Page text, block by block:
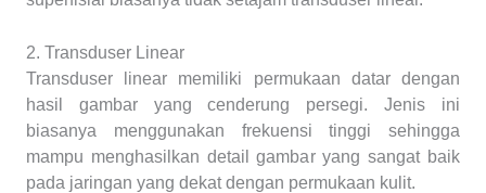
2. Transduser Linear
Transduser linear memiliki permukaan datar dengan
hasil gambar yang cenderung persegi. Jenis ini
biasanya menggunakan frekuensi tinggi sehingga
mampu menghasilkan detail gambar yang sangat baik
pada jaringan yang dekat dengan permukaan kulit.